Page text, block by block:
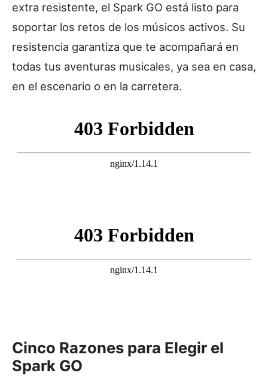
extra resistente, el Spark GO está listo para
soportar los retos de los músicos activos. Su
resistencia garantiza que te acompañará en
todas tus aventuras musicales, ya sea en casa,
en el escenario o en la carretera.
Cinco Razones para Elegir el
Spark GO